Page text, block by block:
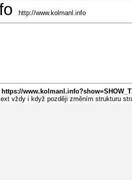
http://www.kolmanl.info
https://
vždy i když později změním strukturu